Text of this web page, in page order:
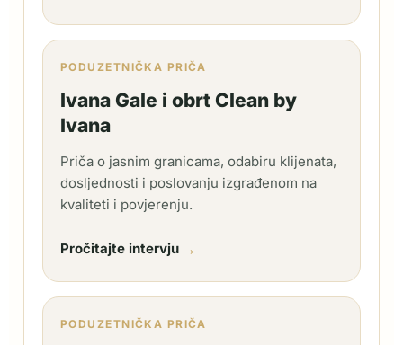
PODUZETNIČKA PRIČA
Ivana Gale i obrt Clean by
Ivana
Priča o jasnim granicama, odabiru klijenata,
dosljednosti i poslovanju izgrađenom na
kvaliteti i povjerenju.
Pročitajte intervju →
PODUZETNIČKA PRIČA